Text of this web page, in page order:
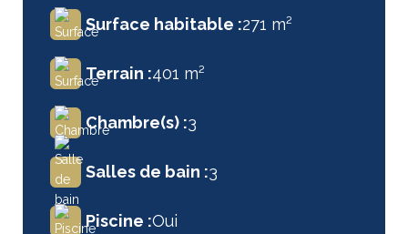
Surface habitable :271 m²
Terrain :401 m²
Chambre(s) :3
Salles de bain :3
Piscine :Oui